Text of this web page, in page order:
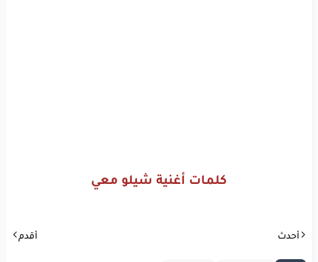
كلمات أغنية شيلو معي
أحدث أقدم